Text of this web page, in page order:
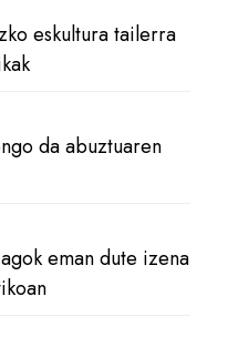
eskultura tailerra
da abuztuaren
eman dute izena